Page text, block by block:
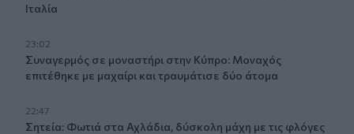
Ιταλία
23:02
Συναγερμός σε μοναστήρι στην Κύπρο: Μοναχός
επιτέθηκε με μαχαίρι και τραυμάτισε δύο άτομα
22:47
Σητεία: Φωτιά στα Αχλάδια, δύσκολη μάχη με τις φλόγες